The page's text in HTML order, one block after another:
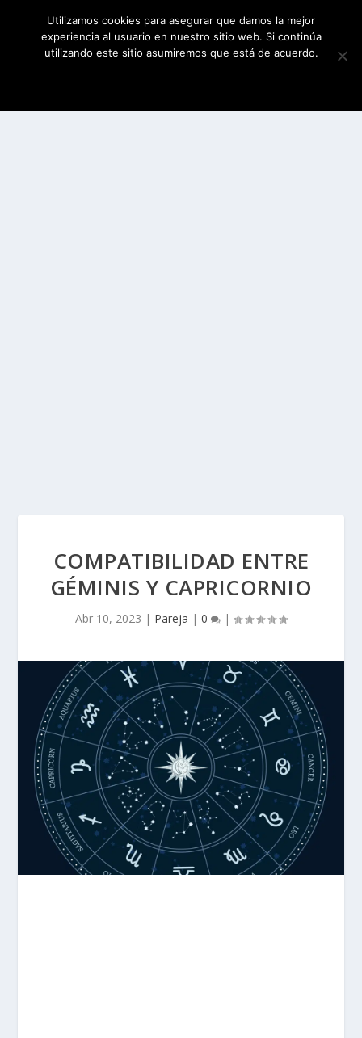
COMPATIBILIDAD ENTRE
GÉMINIS Y CAPRICORNIO
Abr 10, 2023 | Pareja | 0 |
Utilizamos cookies para asegurar que damos la mejor
experiencia al usuario en nuestro sitio web. Si continúa
utilizando este sitio asumiremos que está de acuerdo.